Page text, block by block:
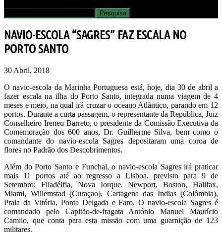
NAVIO-ESCOLA “SAGRES” FAZ ESCALA NO
PORTO SANTO
30 Abril, 2018
O navio-escola da Marinha Portuguesa está, hoje, dia 30 de abril a
fazer escala na ilha do Porto Santo, integrada numa viagem de 4
meses e meio, na qual irá cruzar o oceano Atlântico, parando em 12
portos. Durante a curta passagem, o representante da República, Juiz
Conselheiro Ireneu Barreto, o presidente da Comissão Executiva da
Comemoração dos 600 anos, Dr. Guilherme Silva, bem como o
comandante do navio-escola Sagres depositaram uma coroa de
flores no Padrão dos Descobrimentos.
Além do Porto Santo e Funchal, o navio-escola Sagres irá praticar
mais 11 portos até ao regresso a Lisboa, previsto para 9 de
Setembro: Filadélfia, Nova Iorque, Newport, Boston, Halifax,
Miami, Willemstad (Curaçao), Cartagena das Indias (Colômbia),
Praia da Vitória, Ponta Delgada e Faro. O navio-escola Sagres é
comandado pelo Capitão-de-fragata António Manuel Maurício
Camilo, que conta para esta missão com uma guarnição de 123
militares.